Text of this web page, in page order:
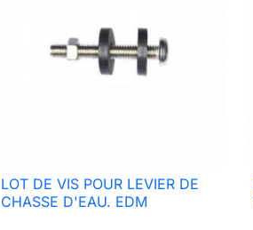
 Aperçu rapide
LOT DE VIS POUR LEVIER DE
CHASSE D'EAU. EDM